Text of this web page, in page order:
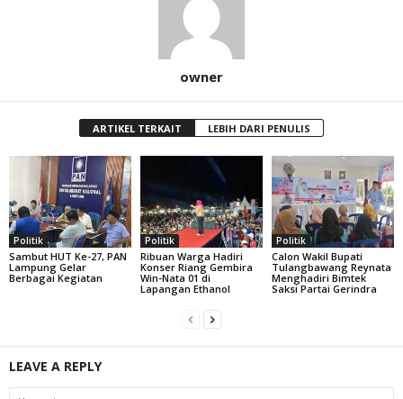
owner
ARTIKEL TERKAIT LEBIH DARI PENULIS
Politik
Sambut HUT Ke-27, PAN
Lampung Gelar
Berbagai Kegiatan
Politik
Ribuan Warga Hadiri
Konser Riang Gembira
Win-Nata 01 di
Lapangan Ethanol
Politik
Calon Wakil Bupati
Tulangbawang Reynata
Menghadiri Bimtek
Saksi Partai Gerindra
LEAVE A REPLY